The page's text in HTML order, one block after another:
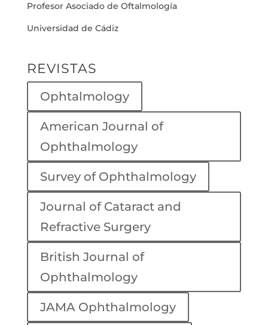
Profesor Asociado de Oftalmología
Universidad de Cádiz
REVISTAS
Ophtalmology
American Journal of
Ophthalmology
Survey of Ophthalmology
Journal of Cataract and
Refractive Surgery
British Journal of
Ophthalmology
JAMA Ophthalmology